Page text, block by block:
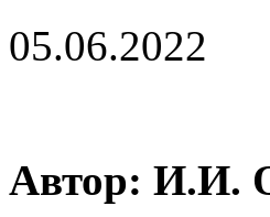
05.06.2022
Автор: И.И.